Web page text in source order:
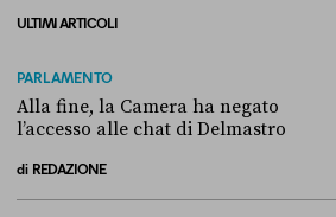
ULTIMI ARTICOLI
PARLAMENTO
Alla fine, la Camera ha negato
l’accesso alle chat di Delmastro
di REDAZIONE